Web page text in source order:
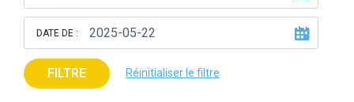
DATE DE :
FILTRE Réinitialiser le filtre